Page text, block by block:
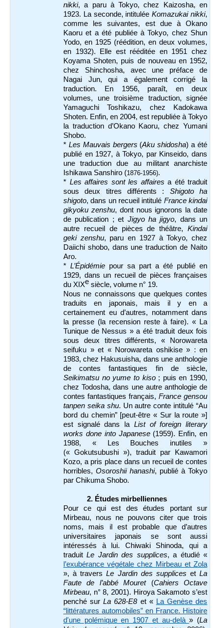
nikki, a paru à Tokyo, chez Kaizosha, en
1923. La seconde, intitulée Komazukai nikki,
comme les suivantes, est due à Okano
Kaoru et a été publiée à Tokyo, chez Shun
Yodo, en 1925 (réédition, en deux volumes,
en 1932). Elle est rééditée en 1951 chez
Koyama Shoten, puis de nouveau en 1952,
chez Shinchosha, avec une préface de
Nagai Jun, qui a également corrigé la
traduction. En 1956, paraît, en deux
volumes, une troisième traduction, signée
Yamaguchi Toshikazu, chez Kadokawa
Shoten. Enfin, en 2004, est republiée à Tokyo
la traduction d’Okano Kaoru, chez Yumani
Shobo.
* Les Mauvais bergers (Aku shidosha) a été
publié en 1927, à Tokyo, par Kinseido, dans
une traduction due au militant anarchiste
Ishikawa Sanshiro (1876-1956).
* Les affaires sont les affaires a été traduit
sous deux titres différents : Shigoto ha
shigoto, dans un recueil intitulé France kindai
gikyoku zenshu, dont nous ignorons la date
de publication ; et Jigyo ha jigyo, dans un
autre recueil de pièces de théâtre, Kindai
geki zenshu, paru en 1927 à Tokyo, chez
Daiichi shobo, dans une traduction de Naito
Aro.
* L’Épidémie pour sa part a été publié en
1929, dans un recueil de pièces françaises
du XIXe siècle, volume n° 19.
Nous ne connaissons que quelques contes
traduits en japonais, mais il y en a
certainement eu d’autres, notamment dans
la presse (la recension reste à faire).« La
Tunique de Nessus » a été traduit deux fois
sous deux titres différents, « Norowareta
seifuku » et « Norowareta oshikise » : en
1983, chez Hakusuisha, dans une anthologie
de contes fantastiques fin de siècle,
Seikimatsu no yume to kiso; puis en 1990,
chez Todosha, dans une autre anthologie de
contes fantastiques français, France gensou
tanpen seika shu. Un autre conte intitulé “Au
bord du chemin” [peut-être « Sur la route »]
est signalé dans la List of foreign literary
works done into Japanese(1959). Enfin, en
1988, « Les Bouches inutiles »
(« Gokutsubushi »), traduit par Kawamori
Kozo, a pris place dans un recueil de contes
horribles, Osoroshii hanashi, publié à Tokyo
par Chikuma Shobo.
2. Études mirbelliennes
Pour ce qui est des études portant sur
Mirbeau, nous ne pouvons citer que trois
noms, mais il est probable que d’autres
universitaires japonais se sont aussi
intéressés à lui. Chiwaki Shinoda, qui a
traduitLe Jardin des supplices, a étudié«
l’exubérance végétale chez Mirbeau et Zola
», à traversLe Jardin des supplices et La
Faute de l’abbé Mouret(Cahiers Octave
Mirbeau, n° 8, 2001). Hiroya Sakamoto s’est
penché surLa 628-E8et « La Genèse des
“littératures automobiles” en France. Histoire
d'une polémique en 1907 et au-delà» (La